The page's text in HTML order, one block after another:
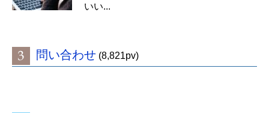
いい...
問い合わせ (8,821pv)